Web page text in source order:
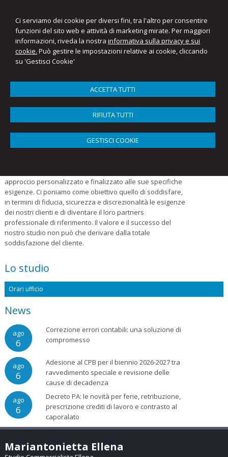
Ci serviamo dei cookie per diversi fini, tra l'altro per consentire
funzioni del sito web e attività di marketing mirate. Per maggiori
informazioni, riveda la nostra informativa sulla privacy e sui
cookie. Può gestire le impostazioni relative ai cookie, cliccando
su 'Gestisci Cookie'
ACCETTA TUTTI
RIFIUTA TUTTI
GESTISCI COOKIE
Mariantonietta Ellena
Studio Commercialista Ellena
Menu
Lo studio fornisce un’ampia varietà di servizi professionali
qualificati alle aziende ed alle persone fisiche assistite.
L’organizzazione dello studio permette di rispondere in
approccio personalizzato e finalizzato alle sue specifiche
esigenze. Ci poniamo come obiettivo quello di soddisfare,
in termini di fiducia, sicurezza e discrezionalità le esigenze
dei nostri clienti e di diventare il loro partners
professionale di riferimento. Il valore e il successo del
nostro studio non può che derivare dalla totale
soddisfazione del cliente.
Lo studio
Orari ufficio
News
ago
6
Correzione errori contabili: una soluzione di
compromesso
ago
6
Adesione al CPB per il biennio 2026-2027 tra
ravvedimento speciale e revisione delle
cause di decadenza
ago
6
Decreto PA: le novità per ferie, retribuzione,
prescrizione crediti di lavoro e contrasto al
caporalato
Mariantonietta Ellena